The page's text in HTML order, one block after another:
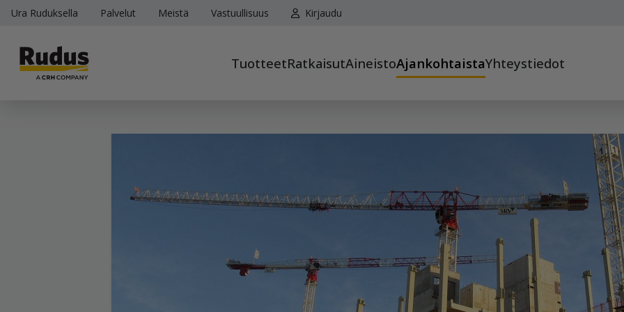
Ura Ruduksella Palvelut Meistä Vastuullisuus Kirjaudu
TuotteetRatkaisutAineistoAjankohtaistaYhteystiedot